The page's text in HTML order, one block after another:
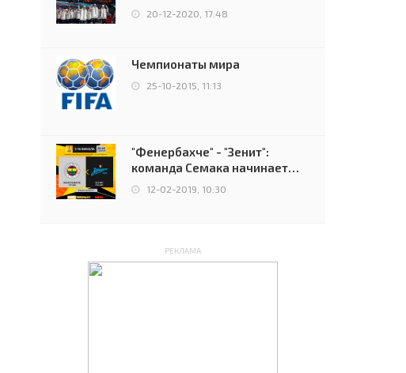
Европы и финал Лиги
чемпионов.
20-12-2020, 17:48
Чемпионаты мира
25-10-2015, 11:13
"Фенербахче" - "Зенит":
команда Семака начинает
путь в плей-офф Лиги
12-02-2019, 10:30
РЕКЛАМА